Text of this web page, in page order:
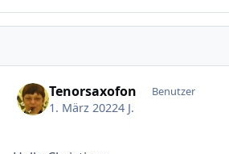
Tenorsaxofon Benutzer
1. März 20224 J.